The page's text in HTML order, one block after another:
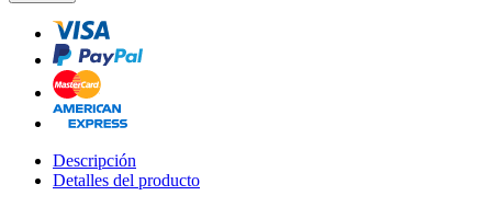
Descripción
Detalles del producto